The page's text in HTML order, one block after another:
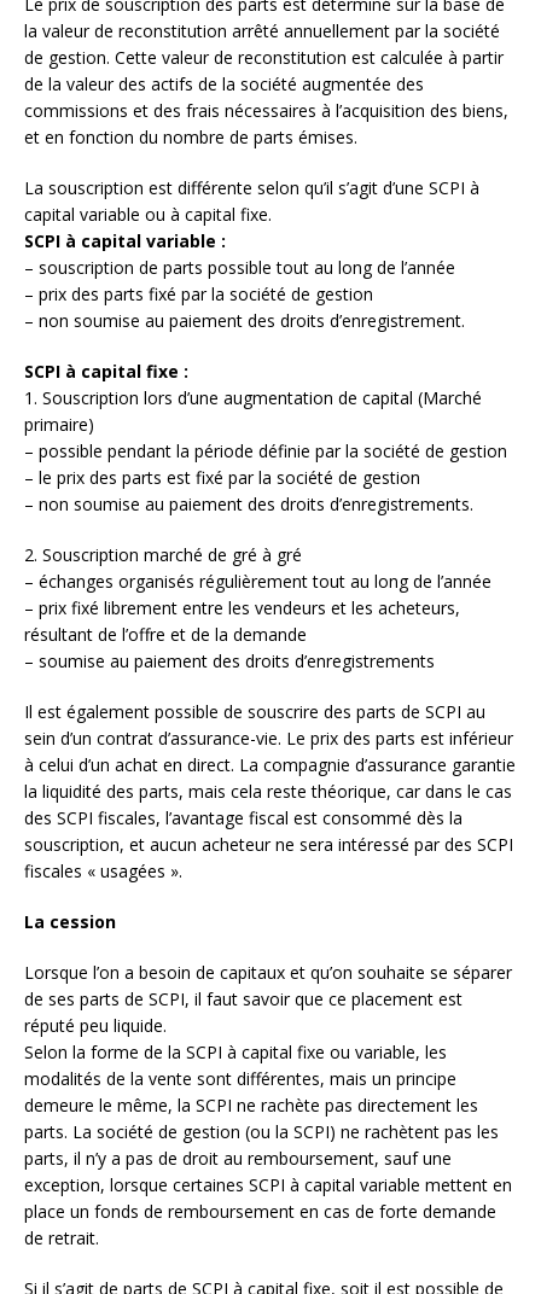
la valeur de reconstitution arrêté annuellement par la société
de gestion. Cette valeur de reconstitution est calculée à partir
de la valeur des actifs de la société augmentée des
commissions et des frais nécessaires à l’acquisition des biens,
et en fonction du nombre de parts émises.
La souscription est différente selon qu’il s’agit d’une SCPI à
capital variable ou à capital fixe.
SCPI à capital variable :
– souscription de parts possible tout au long de l’année
– prix des parts fixé par la société de gestion
– non soumise au paiement des droits d’enregistrement.
SCPI à capital fixe :
1. Souscription lors d’une augmentation de capital (Marché
primaire)
– possible pendant la période définie par la société de gestion
– le prix des parts est fixé par la société de gestion
– non soumise au paiement des droits d’enregistrements.
2. Souscription marché de gré à gré
– échanges organisés régulièrement tout au long de l’année
– prix fixé librement entre les vendeurs et les acheteurs,
résultant de l’offre et de la demande
– soumise au paiement des droits d’enregistrements
Il est également possible de souscrire des parts de SCPI au
sein d’un contrat d’assurance-vie. Le prix des parts est inférieur
à celui d’un achat en direct. La compagnie d’assurance garantie
la liquidité des parts, mais cela reste théorique, car dans le cas
des SCPI fiscales, l’avantage fiscal est consommé dès la
souscription, et aucun acheteur ne sera intéressé par des SCPI
fiscales « usagées ».
La cession
Lorsque l’on a besoin de capitaux et qu’on souhaite se séparer
de ses parts de SCPI, il faut savoir que ce placement est
réputé peu liquide.
Selon la forme de la SCPI à capital fixe ou variable, les
modalités de la vente sont différentes, mais un principe
demeure le même, la SCPI ne rachète pas directement les
parts. La société de gestion (ou la SCPI) ne rachètent pas les
parts, il n’y a pas de droit au remboursement, sauf une
exception, lorsque certaines SCPI à capital variable mettent en
place un fonds de remboursement en cas de forte demande
de retrait.
Si il s’agit de parts de SCPI à capital fixe, soit il est possible de